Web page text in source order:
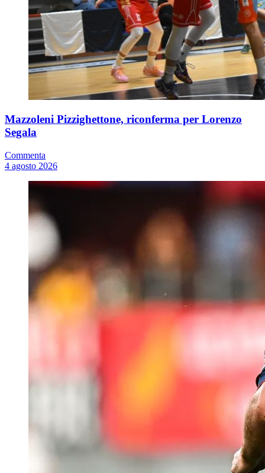
Mazzoleni Pizzighettone, riconferma per Lorenzo
Segala
Commenta
4 agosto 2026